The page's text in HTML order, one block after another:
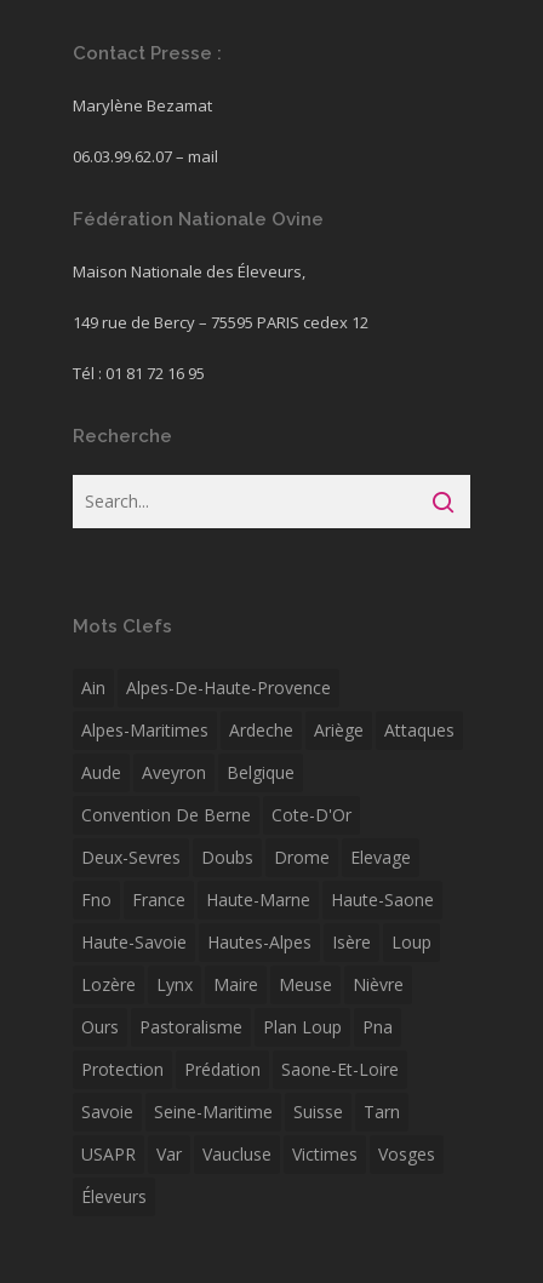
Contact Presse :
Marylène Bezamat
06.03.99.62.07 – mail
Fédération Nationale Ovine
Maison Nationale des Éleveurs,
149 rue de Bercy – 75595 PARIS cedex 12
Tél : 01 81 72 16 95
Recherche
Mots Clefs
Ain
Alpes-De-Haute-Provence
Alpes-Maritimes
Ardeche Ariège
Attaques
Aude
Aveyron
Belgique
Convention De Berne
Cote-D'Or
Deux-Sevres
Doubs Drome
Elevage
Fno
France Haute-Marne
Haute-Saone
Haute-Savoie
Hautes-Alpes Isère
Loup
Lozère
Lynx Maire Meuse
Nièvre
Ours
Pastoralisme Plan Loup
Pna
Protection
Prédation
Saone-Et-Loire
Savoie
Seine-Maritime Suisse
Tarn
USAPR
Var Vaucluse Victimes
Vosges
Éleveurs